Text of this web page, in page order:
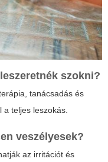
szokni?
tanácsadás és
teljes leszokás.
veszélyesek?
az irritációt és